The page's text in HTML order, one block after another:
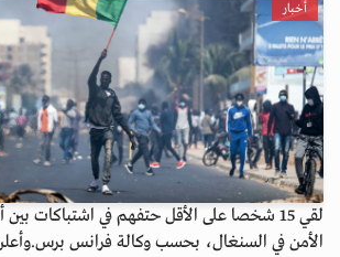
أخبار
لقي 15 شخصا على الأقل حتفهم في اشتباكات
الأمن في السنغال، بحسب وكالة فرانس